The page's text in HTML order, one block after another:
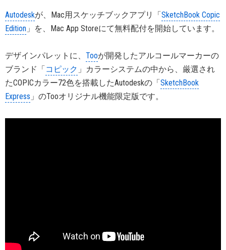
Autodeskが、Mac用スケッチブックアプリ「SketchBook Copic
Edition 」を、Mac App Storeにて無料配付を開始しています。
デザインパレットに、 Tooが開発したアルコールマーカーの
ブランド「コピック 」カラーシステムの中から、厳選され
たCOPICカラー72色を搭載したAutodeskの「SketchBook
Express 」のTooオリジナル機能限定版です。